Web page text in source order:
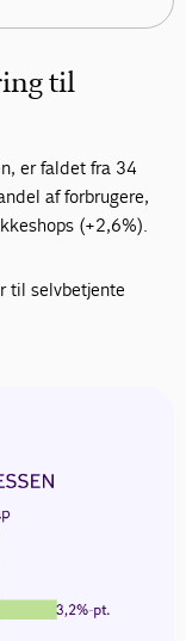
til
er faldet fra 34
af forbrugere,
(+2,6%).
til selvbetjente